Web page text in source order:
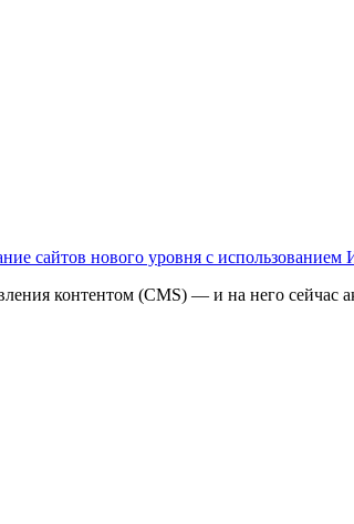
сайтов нового уровня с использованием
контентом (CMS) — и на него